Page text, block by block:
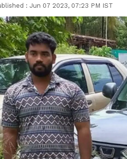
: Jun 07 2023, 07:23 PM IST